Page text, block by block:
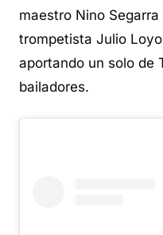
maestro Nino
trompetista Julio
aportando un solo de
bailadores.